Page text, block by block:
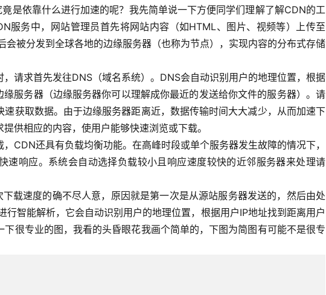
是依靠什么进行加速的呢？我先简单说一下方便同学们理解了解CDN的工
服务中，网站管理员首先将网站内容（如HTML、图片、视频等）上传至
会被分发到全球各地的边缘服务器（也称为节点），实现内容的分布式存储
请求首先发往DNS（域名系统）。DNS会自动识别用户的地理位置，根据
服务器（边缘服务器你可以理解成你最近的发送给你文件的服务器）。请
获取数据。由于边缘服务器距离近，数据传输时间大大减少，从而加速下
供相应的内容，使用户能够快速浏览或下载。
CDN还具有负载均衡功能。在高峰时段或单个服务器发生故障的情况下，
速响应。系统会自动选择负载较小且响应速度较快的近邻服务器来处理请
载速度的确不尽人意，原因就是第一次是从源站服务器发送的，然后由处
行智能解析，它会自动识别用户的地理位置，根据用户IP地址找到距离用户
很专业的图，我看的头昏眼花我画个简单的，下图为简图有可能不是很专